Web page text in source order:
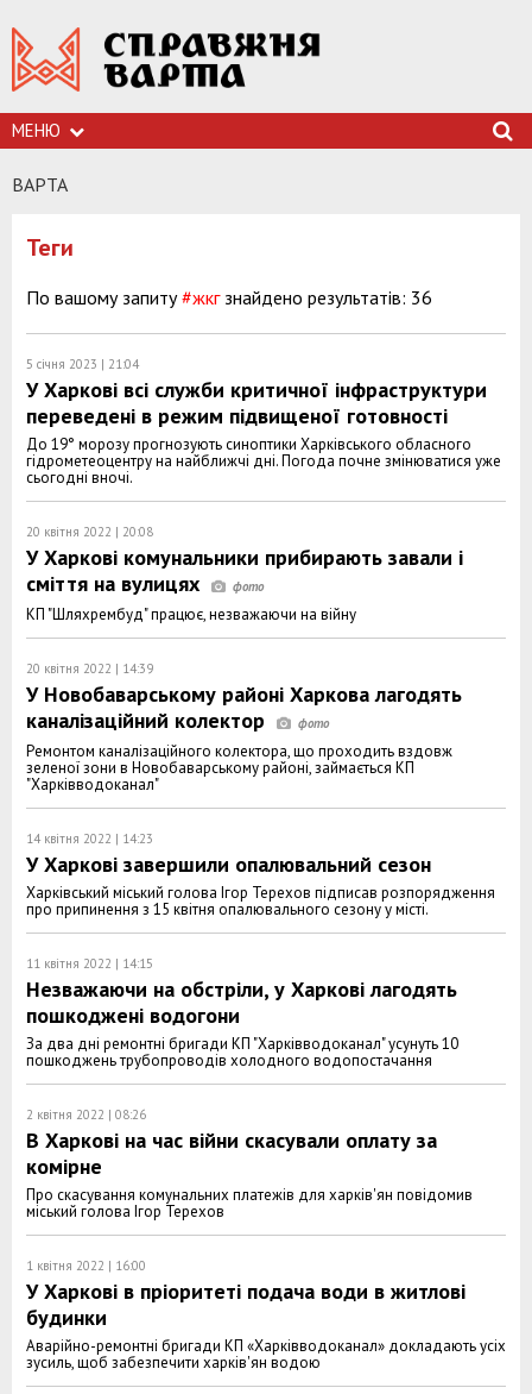
МЕНЮ
ВАРТА
Теги
По вашому запиту#жкгзнайдено результатів: 36
5 січня 2023 | 21:04
У Харкові всі служби критичної інфраструктури
переведені в режим підвищеної готовності
До 19° морозу прогнозують синоптики Харківського обласного
гідрометеоцентру на найближчі дні. Погода почне змінюватися уже
сьогодні вночі.
20 квітня 2022 | 20:08
У Харкові комунальники прибирають завали і
сміття на вулицях
КП "Шляхрембуд" працює, незважаючи на війну
20 квітня 2022 | 14:39
У Новобаварському районі Харкова лагодять
каналізаційний колектор
Ремонтом каналізаційного колектора, що проходить вздовж
зеленої зони в Новобаварському районі, займається КП
"Харківводоканал"
14 квітня 2022 | 14:23
У Харкові завершили опалювальний сезон
Харківський міський голова Ігор Терехов підписав розпорядження
про припинення з 15 квітня опалювального сезону у місті.
11 квітня 2022 | 14:15
Незважаючи на обстріли, у Харкові лагодять
пошкоджені водогони
За два дні ремонтні бригади КП "Харківводоканал" усунуть 10
пошкоджень трубопроводів холодного водопостачання
2 квітня 2022 | 08:26
В Харкові на час війни скасували оплату за
комірне
Про скасування комунальних платежів для харків'ян повідомив
міський голова Ігор Терехов
1 квітня 2022 | 16:00
У Харкові в пріоритеті подача води в житлові
будинки
Аварійно-ремонтні бригади КП «Харківводоканал» докладають усіх
зусиль, щоб забезпечити харків'ян водою